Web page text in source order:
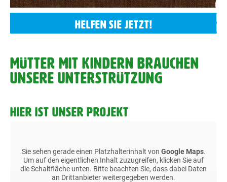
HELFEN SIE JETZT!
MÜTTER MIT KINDERN BRAUCHEN
UNSERE UNTERSTRÜTZUNG
HIER IST UNSER PROJEKT
Sie sehen gerade einen Platzhalterinhalt von Google Maps.
Um auf den eigentlichen Inhalt zuzugreifen, klicken Sie auf
die Schaltfläche unten. Bitte beachten Sie, dass dabei Daten
an Drittanbieter weitergegeben werden.